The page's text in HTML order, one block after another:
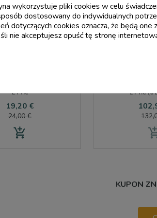
E Prie
Cena
19,20 €Cena
24,00 €
add_shopping_cart
E Prie (6
Cena
KUPON
wykorzystuje pliki cookies w celu
dostosowany do indywidualnych
dotyczących cookies oznacza, że będą one
nie akceptujesz opuść tę stronę